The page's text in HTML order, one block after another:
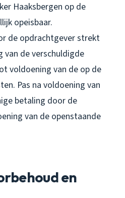
Haaksbergen op de
opeisbaar.
de opdrachtgever strekt
de verschuldigde
voldoening van de op de
Pas na voldoening van
betaling door de
van de openstaande
en